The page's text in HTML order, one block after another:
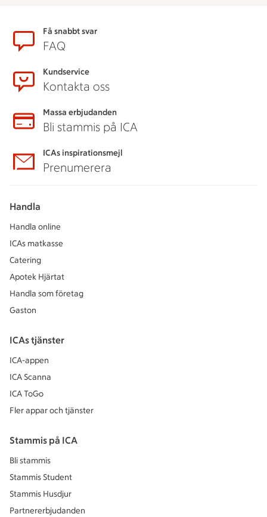
SidfotFå snabbt svar
FAQ
Kundservice
Kontakta oss
Massa erbjudanden
Bli stammis på ICA
ICAs inspirationsmejl
Prenumerera
Handla
Handla online
ICAs matkasse
Catering
Apotek Hjärtat
Handla som företag
Gaston
ICAs tjänster
ICA-appen
ICA Scanna
ICA ToGo
Fler appar och tjänster
Stammis på ICA
Bli stammis
Stammis Student
Stammis Husdjur
Partnererbjudanden